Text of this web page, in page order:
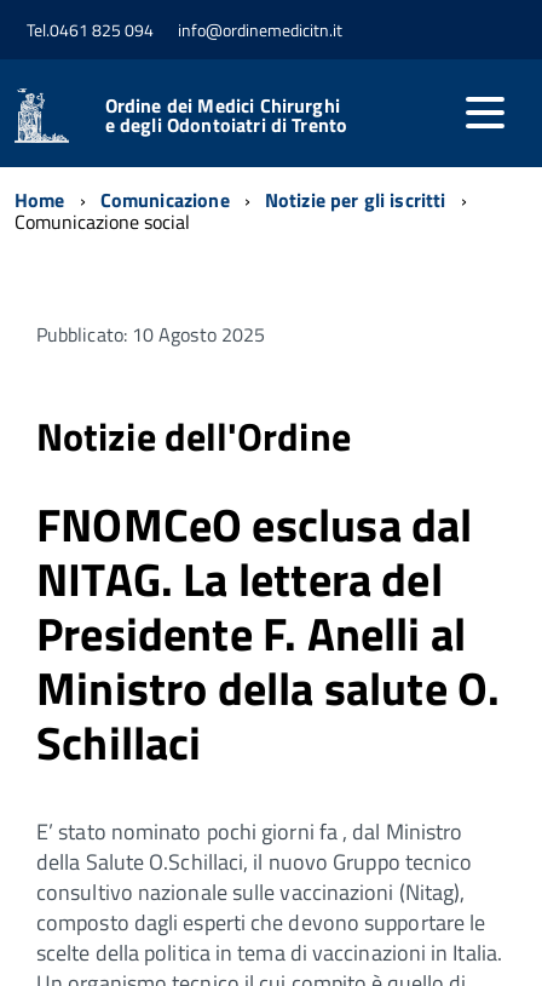
Tel.0461 825 094 info@ordinemedicitn.it
Ordine dei Medici Chirurghi
e degli Odontoiatri di Trento
Home Comunicazione Notizie per gli iscritti
Comunicazione social
Pubblicato: 10 Agosto 2025
Notizie dell'Ordine
FNOMCeO esclusa dal
NITAG. La lettera del
Presidente F. Anelli al
Ministro della salute O.
Schillaci
E’ stato nominato pochi giorni fa , dal Ministro
della Salute O.Schillaci, il nuovo Gruppo tecnico
consultivo nazionale sulle vaccinazioni (Nitag),
composto dagli esperti che devono supportare le
scelte della politica in tema di vaccinazioni in Italia.